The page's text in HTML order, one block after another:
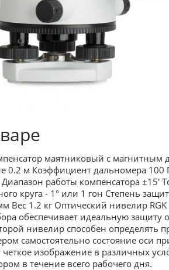
маятниковый с
0.2 м Коэффициент дальномера
работы компенсатора ±15'
круга - 1° или 1 гон Степень
Вес 1.2 кг Оптический нивелир
обеспечивает идеальную защиту
нивелир способен
самостоятельно состояние оси
четкое изображение в различных
в течение всего рабочего дня.